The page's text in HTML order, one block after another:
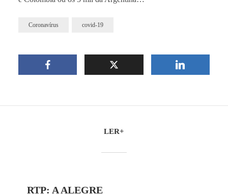
Coronavírus covid-19
LER+
RTP: A ALEGRE